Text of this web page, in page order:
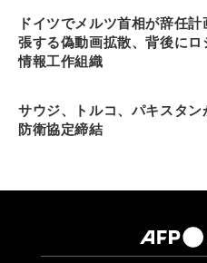
ドイツでメルツ首相が辞任計
張する偽動画拡散、背後にロ
情報工作組織
サウジ、トルコ、パキスタン
防衛協定締結